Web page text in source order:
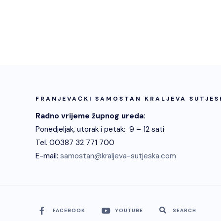
FRANJEVAČKI SAMOSTAN KRALJEVA
Radno vrijeme župnog ureda:
Ponedjeljak, utorak i petak: 9 – 12 sati
Tel. 00387 32 771 700
E-mail: samostan@kraljeva-sutjeska.com
FACEBOOK YOUTUBE SEARCH